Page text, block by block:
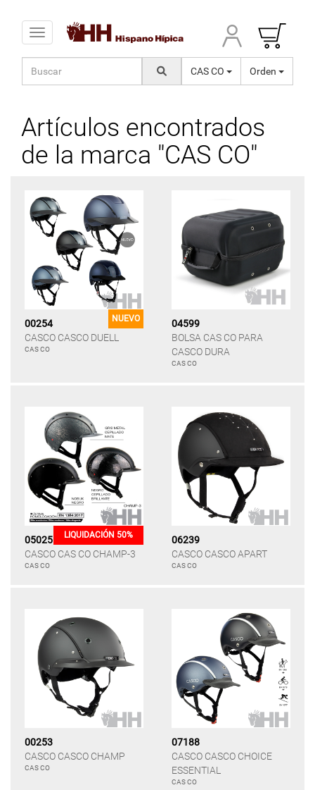
Toggle navigation
CAS CO Orden
Artículos encontrados
de la marca "CAS CO"
00254 NUEVO
CASCO CASCO DUELL
CAS CO
04599
BOLSA CAS CO PARA
CASCO DURA
CAS CO
05025 LIQUIDACIÓN 50%
CASCO CAS CO CHAMP-3
CAS CO
06239
CASCO CASCO APART
CAS CO
00253
CASCO CASCO CHAMP
CAS CO
07188
CASCO CASCO CHOICE
ESSENTIAL
CAS CO